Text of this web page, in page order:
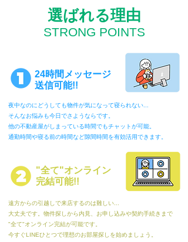
​選ばれる理由
​STRONG POINTS
24時間メッセージ
送信可能!!
夜中なのにどうしても物件が気になって寝られない...
そんなお悩みも今日でさようならです。
他の不動産屋がしまっている時間でもチャットが可能。
​通勤時間や寝る前の時間など隙間時間を有効活用できます。
"全て"オンライン
完結可能!!
遠方からの引越しで来店するのは難しい...
大丈夫です。物件探しから内見、お申し込みや契約手続きまで
"全て"オンライン完結が可能です。
​今すぐLINEひとつで理想のお部屋探しを始めましょう。